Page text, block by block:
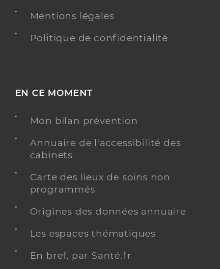
Mentions légales
Politique de confidentialité
EN CE MOMENT
Mon bilan prévention
Annuaire de l'accessibilité des
cabinets
Carte des lieux de soins non
programmés
Origines des données annuaire
Les espaces thématiques
En bref, par Santé.fr